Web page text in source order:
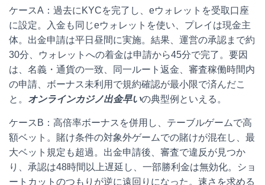
ケースA：過去にKYCを完了し、eウォレットを受取口座
に設定。入金も同じeウォレットを使い、プレイは現金主
体。出金申請は平日昼間に実施。結果、運営の承認まで約
30分、ウォレットへの着金は申請から45分で完了。要因
は、名義・通貨の一致、同一ルート返金、審査稼働時間内
の申請、ボーナス未利用で規約確認が最小限で済んだこ
と。 オンラインカジノ出金早いの典型例といえる。
ケースB：高倍率ボーナスを併用し、テーブルゲームで高
額ベット。賭け条件の対象外ゲームでの賭けが混在し、最
大ベット規定も超過。出金申請後、審査で違反が見つか
り、承認は48時間以上遅延し、一部勝利金は無効化。ショ
ートカットのつもりが逆に遠回りになった。速さを求める